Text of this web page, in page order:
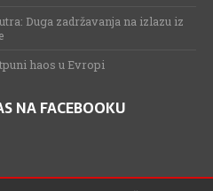
Duga zadržavanja na izlazu iz
haos u Evropi
NA FACEBOOKU